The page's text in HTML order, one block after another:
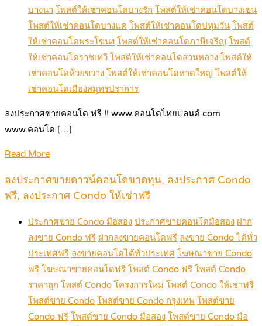
บางนา โพสต์ให้เช่าคอนโดบางรัก โพสต์ให้เช่าคอนโดบางเขน
โพสต์ให้เช่าคอนโดบางแค โพสต์ให้เช่าคอนโดปทุมวัน โพสต์
ให้เช่าคอนโดพระโขนง โพสต์ให้เช่าคอนโดภาษีเจริญ โพสต์
ให้เช่าคอนโดราชเทวี โพสต์ให้เช่าคอนโดสวนหลวง โพสต์ให้
เช่าคอนโดห้วยขวาง โพสต์ให้เช่าคอนโดหาดใหญ่ โพสต์ให้
เช่าคอนโดเมืองสมุทรปราการ
ลงประกาศขายคอนโด ฟรี !! www.คอนโดไทยแลนด์.com
www.คอนโด […]
Read More
ลงประกาศขายดาวน์คอนโดขาดทุน, ลงประกาศ Condo
ฟรี, ลงประกาศ Condo ให้เช่าฟรี
ประกาศขาย Condo มือสอง ประกาศขายคอนโดมือสอง ฝาก
ลงขาย Condo ฟรี ฝากลงขายคอนโดฟรี ลงขาย Condo ได้ทั่ว
ประเทศฟรี ลงขายคอนโดได้ทั่วประเทศ โฆษณาขาย Condo
ฟรี โฆษณาขายคอนโดฟรี โพสต์ Condo ฟรี โพสต์ Condo
ราคาถูก โพสต์ Condo โครงการใหม่ โพสต์ Condo ให้เช่าฟรี
โพสต์ขาย Condo โพสต์ขาย Condo กรุงเทพ โพสต์ขาย
Condo ฟรี โพสต์ขาย Condo มือสอง โพสต์ขาย Condo มือ